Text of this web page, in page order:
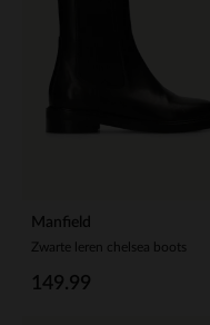
Manfield
Zwarte leren chelsea boots
149.99